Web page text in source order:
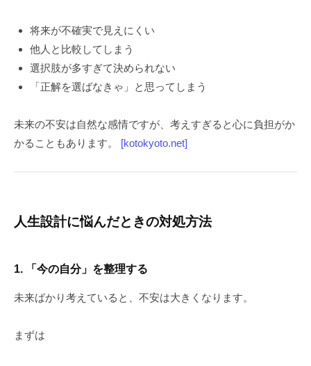
将来が不確実で見えにくい
他人と比較してしまう
選択肢が多すぎて決められない
「正解を選ばなきゃ」と思ってしまう
未来の不安は自然な感情ですが、考えすぎると心に負担がか
かることもあります。 [kotokyoto.net]
人生設計に悩んだときの対処方法
1. 「今の自分」を整理する
未来ばかり考えていると、不安は大きくなります。
まずは